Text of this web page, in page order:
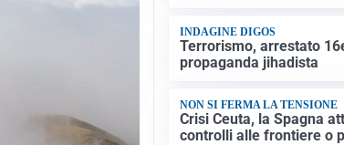
INDAGINE DIGOS
Terrorismo, arrestato
propaganda jihadista
NON SI FERMA LA TENSIONE
Crisi Ceuta, la Spagna
controlli alle frontiere o